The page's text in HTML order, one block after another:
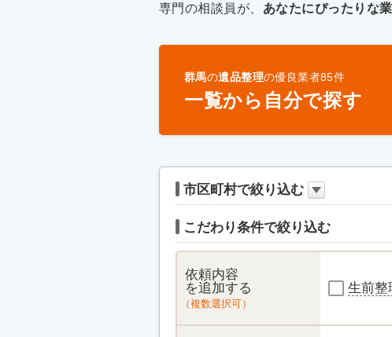
専門の相談員が、 あなたにぴったりな
群馬の遺品整理の優良業者85件
一覧から自分で探す
市区町村で絞り込む
こだわり条件で絞り込む
依頼内容
を追加する
（複数選択可）
生前整